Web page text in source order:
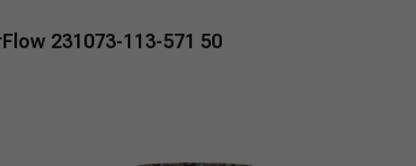
231073-113-571 50